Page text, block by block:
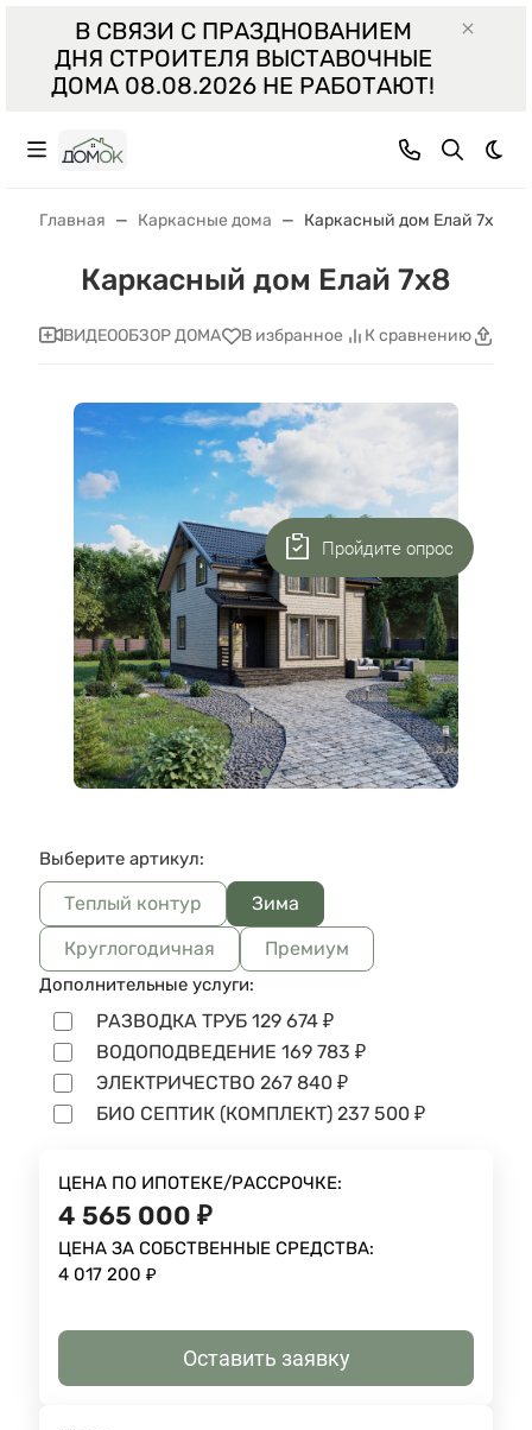
В СВЯЗИ С ПРАЗДНОВАНИЕМ
ДНЯ СТРОИТЕЛЯ ВЫСТАВОЧНЫЕ
ДОМА 08.08.2026 НЕ РАБОТАЮТ!
Главная Каркасные дома Каркасный дом Елай 7x8
Каркасный дом Елай 7x8
ВИДЕООБЗОР ДОМА В избранное К сравнению
Выберите артикул:
Теплый контур
Зима
Круглогодичная
Премиум
Дополнительные услуги:
РАЗВОДКА ТРУБ 129 674 ₽
ВОДОПОДВЕДЕНИЕ 169 783 ₽
ЭЛЕКТРИЧЕСТВО 267 840 ₽
БИО СЕПТИК (КОМПЛЕКТ) 237 500 ₽
ЦЕНА ПО ИПОТЕКЕ/РАССРОЧКЕ:
4 565 000 ₽
ЦЕНА ЗА СОБСТВЕННЫЕ СРЕДСТВА:
4 017 200 ₽
Оставить заявку
Пройдите опрос